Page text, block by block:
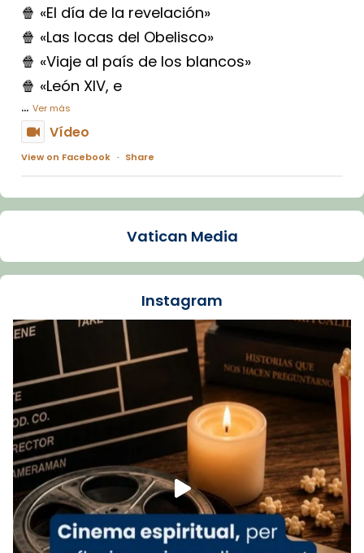
🍿 «El día de la revelación»
🍿 «Las locas del Obelisco»
🍿 «Viaje al país de los blancos»
🍿 «León XIV, e
... Ver más
Vídeo
View on Facebook · Share
Arquebisbat de Barcelona
La Carmina va patir depressió. Fa gairebé
dos mesos, a l'Estadi Lluís Companys, la
Recupera l'entrevista comp
Vatican
tican News 👇
www.vaticannews.va/es/iglesia/news/2026-
07/carmina-historia-depresion-papa-viaje-
espana-testimoni...
Foto
View on Facebook · Share
Arquebisbat de Barcelona
1 week ago
Vatican Media
Instagram